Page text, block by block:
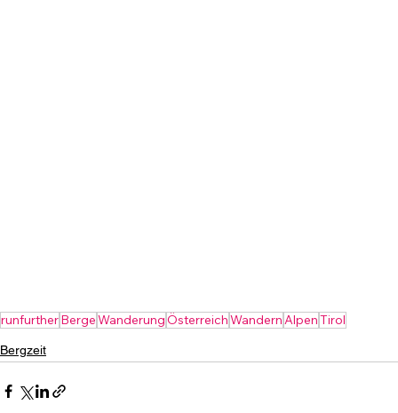
runfurtherBergeWanderungÖsterreichWandernAlpenTirol
Bergzeit